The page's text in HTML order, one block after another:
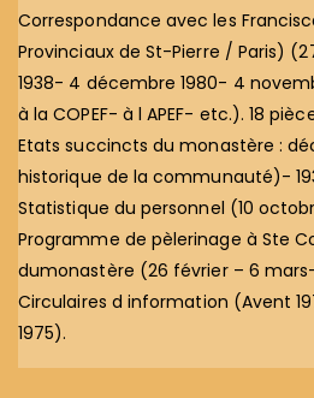
Correspondance avec les
Provinciaux de St-Pierre / Paris)
1938- 4 décembre 1980- 4
à la COPEF- à l APEF- etc.). 18
Etats succincts du monastère :
historique de la communauté)-
Statistique du personnel (10
Programme de pèlerinage à Ste
dumonastère (26 février – 6
Circulaires d information (Avent
1975).